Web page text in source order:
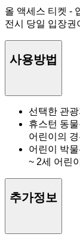
올 액세스 티켓 -
전시 당일 입장권
사용방법
선택한 관
휴스턴 동
어린이의
어린이 박
~ 2세 어린
추가정보